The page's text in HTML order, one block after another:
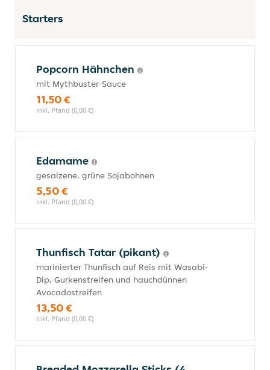
Starters
Popcorn Hähnchen
mit Mythbuster-Sauce
11,50 €
inkl. Pfand (0,00 €)
Edamame
gesalzene, grüne Sojabohnen
5,50 €
inkl. Pfand (0,00 €)
Thunfisch Tatar (pikant)
marinierter Thunfisch auf Reis mit Wasabi-
Dip, Gurkenstreifen und hauchdünnen
Avocadostreifen
13,50 €
inkl. Pfand (0,00 €)